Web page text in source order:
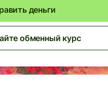
деньги
обменный курс